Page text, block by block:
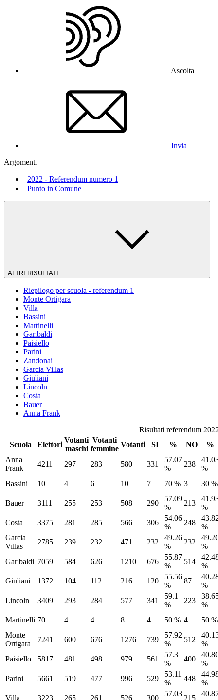
Ascolta
Invia
Argomenti
2022 - Referendum numero 1
Punto in Comune
ALTRI RISULTATI
Riepilogo per scuola - referendum 1
Monte Ortigara
Villa
Bassini
Martinelli
Garibaldi
Paisiello
Parini
Zandonai
Garcia Villas
Giuliani
Lincoln
Costa
Bauer
Anna Frank
Risultati referendum
Scuola
Elettori
Votanti
maschi
Votanti
femmine
Votanti SI % NO
%
Anna
Frank
4211 297 283 580 331
57.07
%
238
%
Bassini
10 4 6 10 7 70 % 3 30 %
Bauer 3111 255 253 508 290
57.09
%
213
%
Costa
3375 281 285 566 306
54.06
%
248
%
Garcia
Villas
2785 239 232 471 232
49.26
%
232
%
Garibaldi 7059 584 626 1210 676
55.87
%
514
%
Giuliani
1372 104 112 216 120
55.56
%
87
%
Lincoln
3409 293 284 577 341
59.1
%
223
%
Martinelli 70 4 4 8 4 50 % 4
50 %
Monte
Ortigara
7241 600 676 1276 739
57.92
%
512
%
Paisiello
5817 481 498 979 561
57.3
%
400
%
Parini
5661 519 477 996 529
53.11
%
448
%
Villa
3223 265 261 526 300
57.03
215